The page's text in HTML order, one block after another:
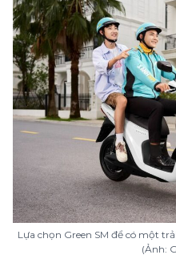
Lựa chọn Green SM để có một
(Ảnh: